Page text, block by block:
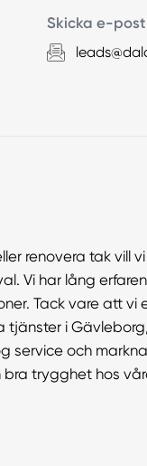
Skicka e-post
renovera tak vill
Vi har lång
Tack vare att vi
tjänster i
service och
trygghet hos